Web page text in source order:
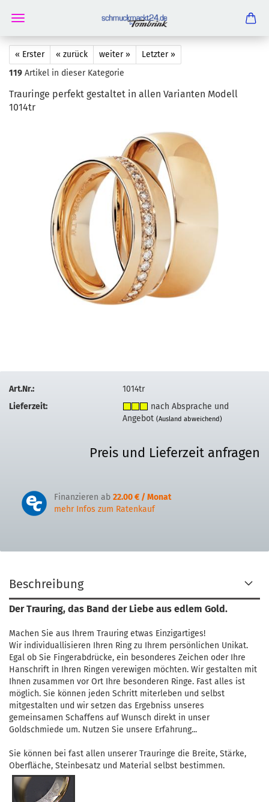
« Erster « zurück weiter »
Letzter »
119 Artikel in dieser Kategorie
Trau­rin­ge per­fekt ge­stal­tet in allen Va­ri­an­ten Mo­dell
1014tr
Art.Nr.:
1014tr
Lieferzeit:
nach Absprache und
Angebot(Ausland abweichend)
Preis und Lieferzeit anfragen
Finanzieren ab 22.00 € / Monat
mehr Infos zum Ratenkauf
Beschreibung
Der Trauring, das Band der Liebe aus edlem Gold.
Machen Sie aus Ihrem Trauring etwas Einzigartiges!
Wir individuallisieren Ihren Ring zu Ihrem persönlichen Unikat.
Egal ob Sie Fingerabdrücke, ein besonderes Zeichen oder Ihre
Hanschrift in Ihren Ringen verewigen möchten. Wir gestalten mit
Ihnen zusammen vor Ort Ihre besonderen Ringe. Fast alles ist
möglich. Sie können jeden Schritt miterleben und selbst
mitgestalten und wir setzen das Ergebniss unseres
gemeinsamen Schaffens auf Wunsch direkt in unser
Goldschmiede um. Nutzen Sie unsere Erfahrung...
Sie können bei fast allen unserer Trauringe die Breite, Stärke,
Oberfläche, Steinbesatz und Material selbst bestimmen.